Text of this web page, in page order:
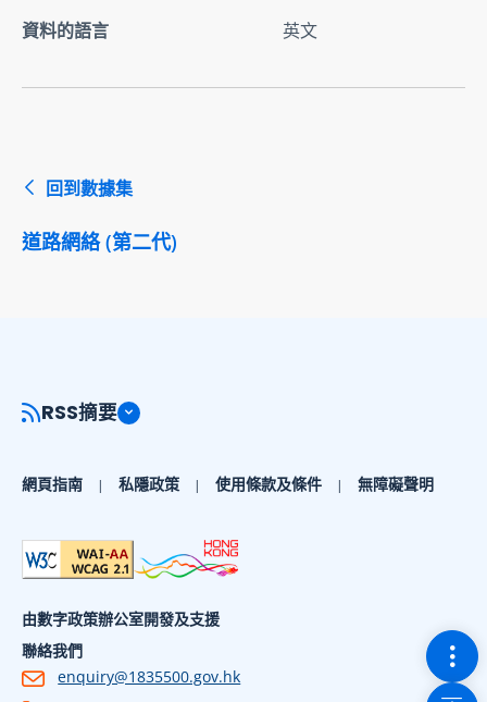
資料的語言
英文
回到數據集
道路網絡 (第二代)
切
回到
RSS摘要
網頁指南 私隱政策 使用條款及條件 無障礙聲明
由數字政策辦公室開發及支援
聯絡我們
enquiry@1835500.gov.hk